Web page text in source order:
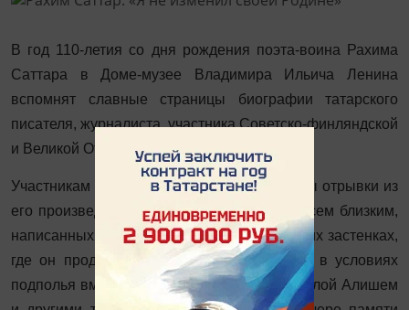
В год 110-летия со дня рождения поэта-воина Рахима
Саттара в Доме-музее Владимира Ильича Ленина
вспомнят
славные страницы биографии татарского
писателя, журналиста, участника Советско-финляндской
и Великой Отечественной войн.
Участникам программы будут представлены отрывки из
его произведений разных лет, строки из писем близким,
написанных на полях сражений и в немецких застенках,
где он продолжал бороться с фашистами в условиях
подполья вместе с Мусой Джалилем, Абдуллой Алишем